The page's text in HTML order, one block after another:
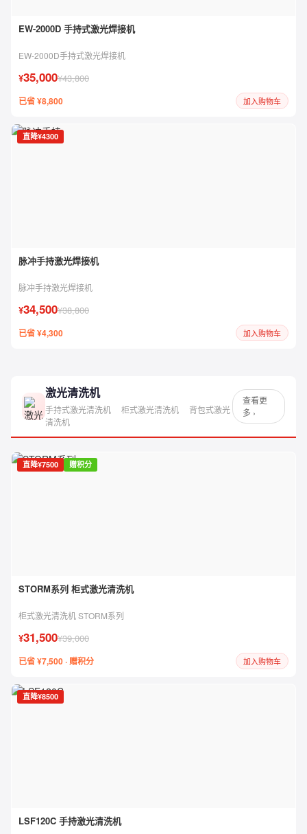
EW-2000D 手持式激光焊接机
EW-2000D手持式激光焊接机
¥35,000¥43,800
已省 ¥8,800 加入购物车
直降¥4300
脉冲手持激光焊接机
脉冲手持激光焊接机
¥34,500¥38,800
已省 ¥4,300 加入购物车
激光清洗机
手持式激光清洗机 柜式激光清洗机
背包式激光
清洗机
查看更
多 ›
直降¥7500 赠积分
STORM系列 柜式激光清洗机
柜式激光清洗机 STORM系列
¥31,500¥39,000
已省 ¥7,500 · 赠积分 加入购物车
直降¥8500
LSF120C 手持激光清洗机